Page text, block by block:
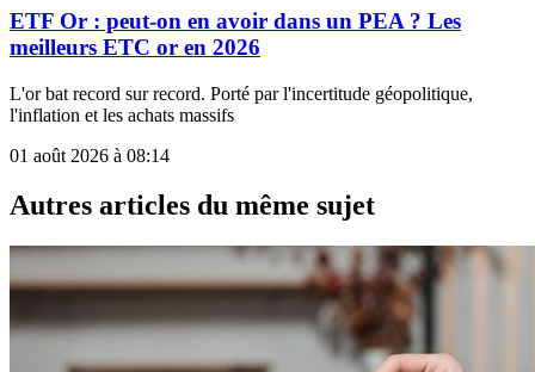
ETF Or : peut-on en avoir dans un PEA ? Les
meilleurs ETC or en 2026
L'or bat record sur record. Porté par l'incertitude géopolitique,
l'inflation et les achats massifs
01 août 2026 à 08:14
Autres articles du même sujet